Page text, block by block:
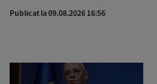
Publicat la 09.08.2026 16:56